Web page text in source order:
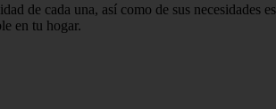
de cada una, así como de sus necesidades
en tu hogar.